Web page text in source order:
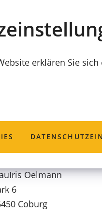
erklären Sie
Iris Oelmann
6
Coburg